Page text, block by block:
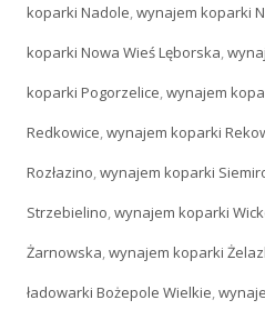
koparki Nadole,wynajem koparki
koparki Nowa Wieś Lęborska,
koparki Pogorzelice,wynajem
Redkowice,wynajem koparki
Rozłazino,wynajem koparki
Strzebielino,wynajem koparki
Żarnowska,wynajem koparki
ładowarki Bożepole Wielkie,